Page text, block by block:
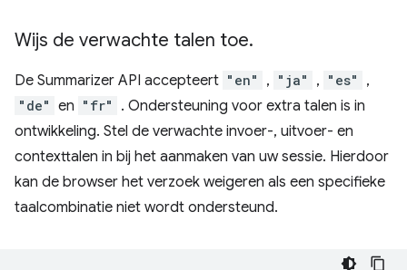
Wijs de verwachte talen toe.
De Summarizer API accepteert "en" , "ja" , "es" ,
"de" en "fr"
. Ondersteuning voor extra talen is in
ontwikkeling. Stel de verwachte invoer-, uitvoer- en
contexttalen in bij het aanmaken van uw sessie. Hierdoor
kan de browser het verzoek weigeren als een specifieke
taalcombinatie niet wordt ondersteund.